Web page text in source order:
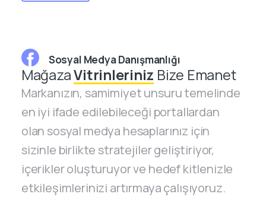
Sosyal Medya Danışmanlığı
MağazaVitrinleriniz Bize Emanet
Markanızın, samimiyet unsuru temelinde
en iyi ifade edilebileceği portallardan
olan sosyal medya hesaplarınız için
sizinle birlikte stratejiler geliştiriyor,
içerikler oluşturuyor ve hedef kitlenizle
etkileşimlerinizi artırmaya çalışıyoruz.